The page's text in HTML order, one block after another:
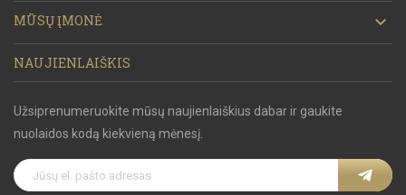
MŪSŲ ĮMONĖ 
NAUJIENLAIŠKIS
Užsiprenumeruokite mūsų naujienlaiškius dabar ir gaukite
nuolaidos kodą kiekvieną mėnesį.